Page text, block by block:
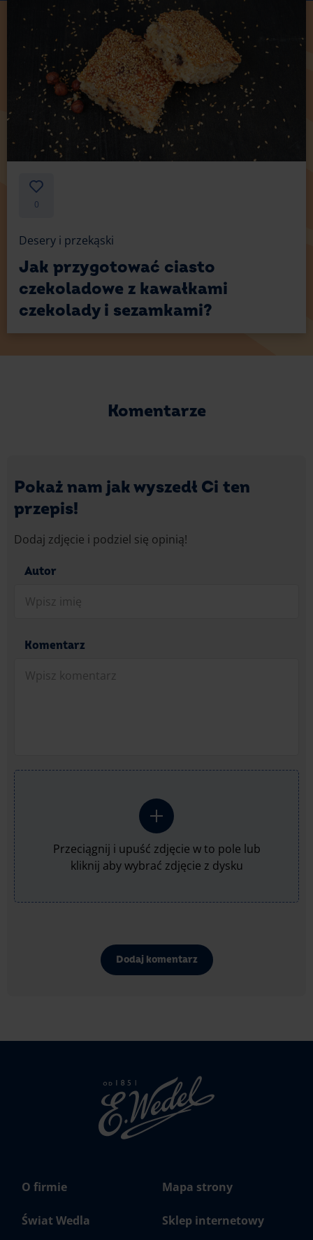
0
Desery i przekąski
Jak przygotować ciasto
czekoladowe z kawałkami
czekolady i sezamkami?
Komentarze
Pokaż nam jak wyszedł Ci ten
przepis!
Dodaj zdjęcie i podziel się opinią!
Autor
Komentarz
Przeciągnij i upuść zdjęcie w to pole lub
kliknij aby wybrać zdjęcie z dysku
Dodaj komentarz
Strona
głowna
Wedel.pl
O firmie
Świat Wedla
Mapa strony
Sklep internetowy